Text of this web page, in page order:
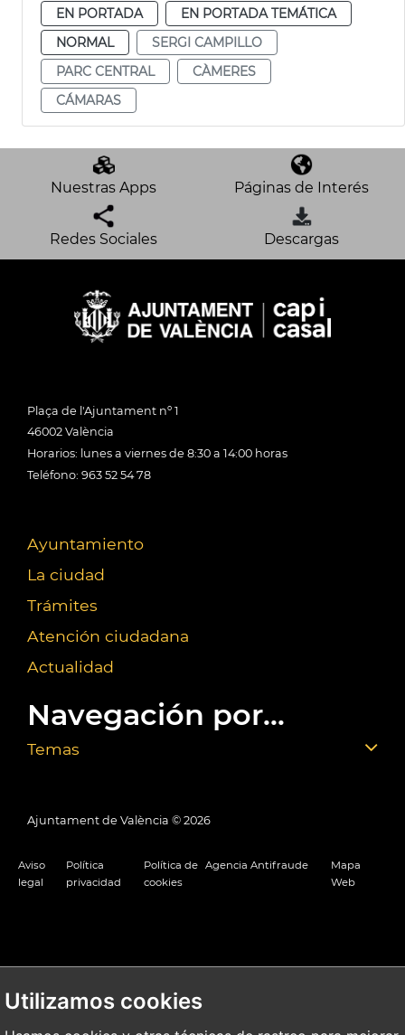
Utilizamos cookies
EN PORTADA
EN PORTADA TEMÁTICA
NORMAL
SERGI CAMPILLO
PARC CENTRAL
CÀMERES
CÁMARAS
Nuestras Apps Páginas de Interés
Redes Sociales Descargas
Plaça de l'Ajuntament nº 1
46002 València
Horarios: lunes a viernes de 8:30 a 14:00 horas
Teléfono: 963 52 54 78
Ayuntamiento
La ciudad
Trámites
Atención ciudadana
Actualidad
Navegación por...
Temas
Ajuntament de València © 2026
Aviso
legal
Política
privacidad
Política de
cookies
Agencia Antifraude
Mapa
Web